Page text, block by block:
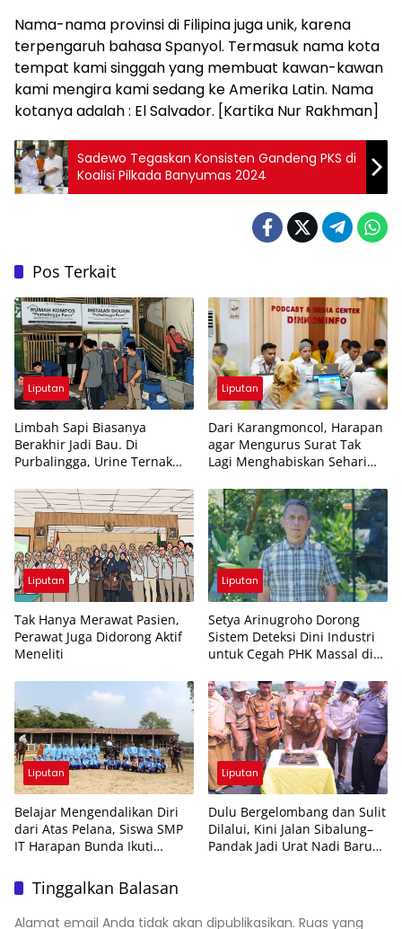
Nama-nama provinsi di Filipina juga unik, karena
terpengaruh bahasa Spanyol. Termasuk nama kota
tempat kami singgah yang membuat kawan-kawan
kami mengira kami sedang ke Amerika Latin. Nama
kotanya adalah : El Salvador. [Kartika Nur Rakhman]
Sadewo Tegaskan Konsisten Gandeng PKS di
Koalisi Pilkada Banyumas 2024
Pos Terkait
Liputan
Limbah Sapi Biasanya
Berakhir Jadi Bau. Di
Purbalingga, Urine Ternak
Liputan
Dari Karangmoncol, Harapan
agar Mengurus Surat Tak
Lagi Menghabiskan Sehari
Liputan
Tak Hanya Merawat Pasien,
Perawat Juga Didorong Aktif
Meneliti
Liputan
Setya Arinugroho Dorong
Sistem Deteksi Dini Industri
untuk Cegah PHK Massal di
Liputan
Belajar Mengendalikan Diri
dari Atas Pelana, Siswa SMP
IT Harapan Bunda Ikuti
Liputan
Dulu Bergelombang dan Sulit
Dilalui, Kini Jalan Sibalung–
Pandak Jadi Urat Nadi Baru
Tinggalkan Balasan
Alamat email Anda tidak akan dipublikasikan. Ruas yang